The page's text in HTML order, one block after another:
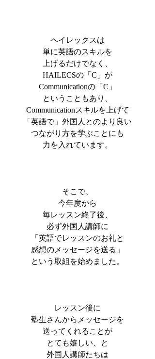
ヘイレックスは
単に英語のスキルを
上げるだけでなく、
HAILECSの「C」が
Communicationの「C」
ということもあり、
Communicationスキルを上げて
「英語で」外国人とのより良い
つながり方を学ぶことにも
力を入れています。
そこで、
今年度から
毎レッスン終了後、
必ず外国人講師に
「英語でレッスンのお礼と
感想のメッセージを送る」
という取組を始めました。
レッスン後に
塾生さんからメッセージを
送ってくれることが
とても嬉しい、と
外国人講師たちは